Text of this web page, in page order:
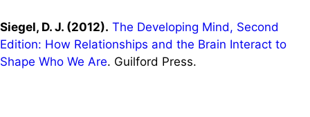
Siegel, D. J. (2012). The Developing Mind, Second
Edition: How Relationships and the Brain Interact to
Shape Who We Are. Guilford Press.